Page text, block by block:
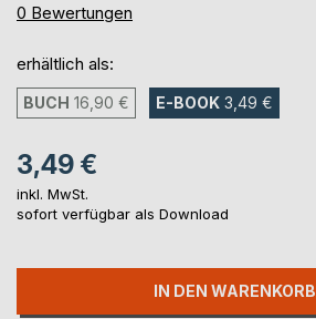
0%
0 Bewertungen
erhältlich als:
BUCH 16,90 € E-BOOK 3,49 €
3,49 €
inkl. MwSt.
sofort verfügbar als Download
IN DEN WARENKORB